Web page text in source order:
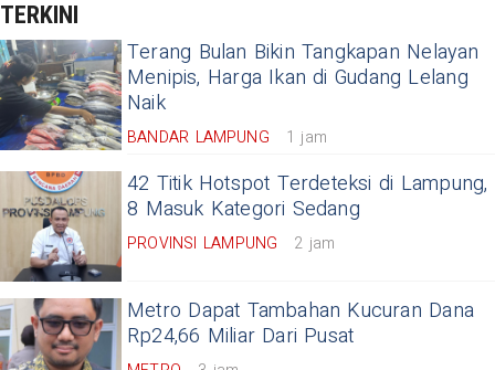
TERKINI
Terang Bulan Bikin Tangkapan Nelayan
Menipis, Harga Ikan di Gudang Lelang
Naik
BANDAR LAMPUNG 1 jam
42 Titik Hotspot Terdeteksi di Lampung,
8 Masuk Kategori Sedang
PROVINSI LAMPUNG 2 jam
Metro Dapat Tambahan Kucuran Dana
Rp24,66 Miliar Dari Pusat